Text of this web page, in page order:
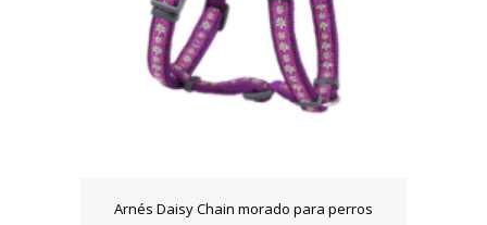
Arnés Daisy Chain morado para perros